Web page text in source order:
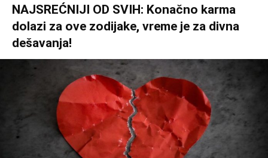
NAJSREĆNIJI OD SVIH: Konačno karma
dolazi za ove zodijake, vreme je za divna
dešavanja!